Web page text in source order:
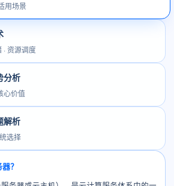
用场景
· 资源调度
分析
心价值
解析
选择
？